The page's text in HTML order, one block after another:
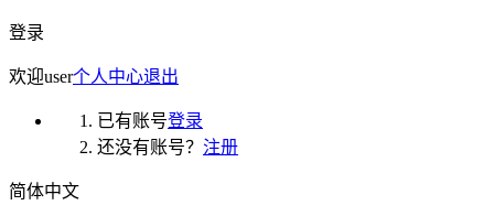
登录
欢迎user个人中心退出
已有账号登录
还没有账号？ 注册
简体中文